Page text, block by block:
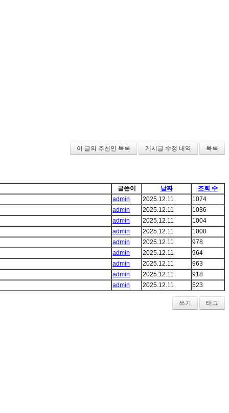
이 글의 추천인 목록 게시글 수정 내역 목록
글쓴이 날짜
조회 수
admin 2025.12.11
1074
admin 2025.12.11
1036
admin 2025.12.11
1004
admin 2025.12.11
1000
admin 2025.12.11
978
admin 2025.12.11
964
admin 2025.12.11
963
admin 2025.12.11
918
admin 2025.12.11 523
쓰기 태그